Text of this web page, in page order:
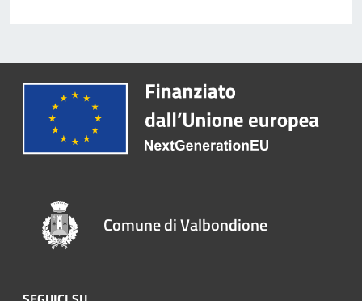
Comune di Valbondione